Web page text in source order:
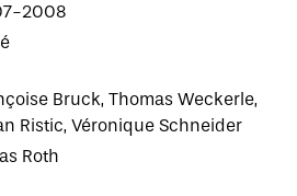
2008
Bruck, Thomas Weckerle,
Ristic, Véronique Schneider
Roth